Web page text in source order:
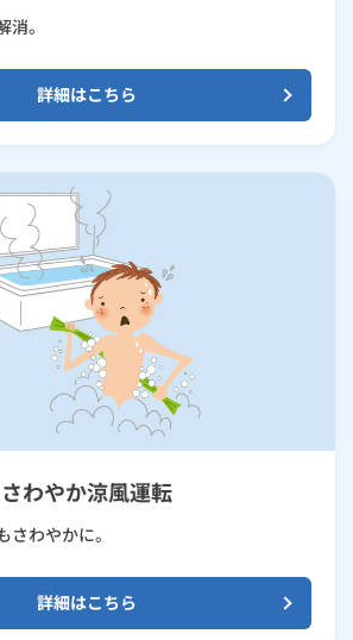
。
詳細はこちら
さわやか涼風運転
わやかに。
詳細はこちら